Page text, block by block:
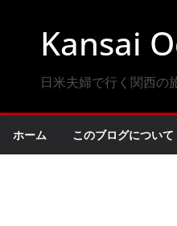
Kansai
日米夫婦で行く関西の
ホーム このブログについて